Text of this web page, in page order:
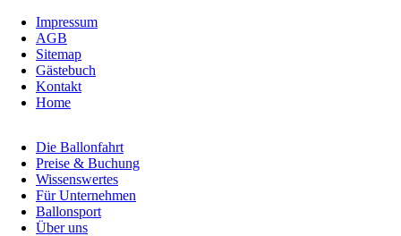
überspringen
Impressum
AGB
Sitemap
Gästebuch
Kontakt
Home
überspringenDie Ballonfahrt
Preise & Buchung
Wissenswertes
Für Unternehmen
Ballonsport
Über uns